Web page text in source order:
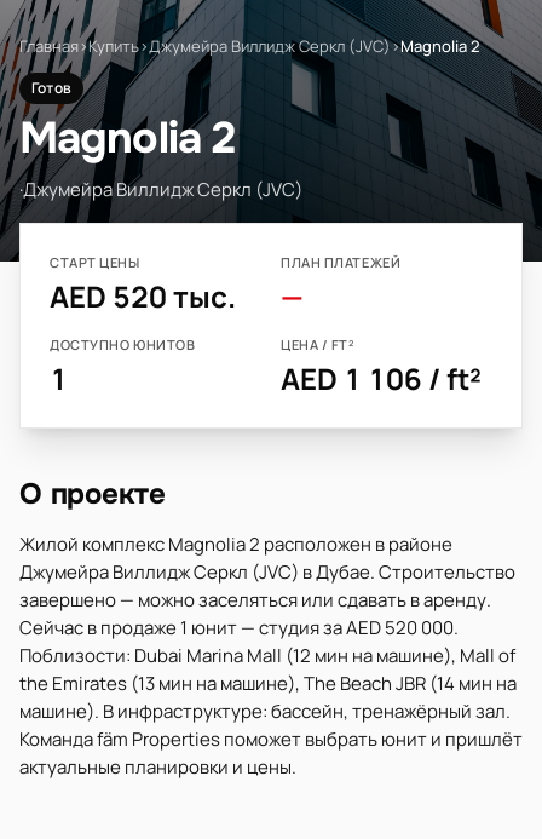
Главная›Купить›Джумейра Виллидж Серкл (JVC)›Magnolia 2
Готов
Magnolia 2
·Джумейра Виллидж Серкл (JVC)
СТАРТ ЦЕНЫ
AED 520 тыс.
ПЛАН ПЛАТЕЖЕЙ
—
ДОСТУПНО ЮНИТОВ
1
ЦЕНА / FT²
AED 1 106 / ft²
О проекте
Жилой комплекс Magnolia 2 расположен в районе
Джумейра Виллидж Серкл (JVC) в Дубае. Строительство
завершено — можно заселяться или сдавать в аренду.
Сейчас в продаже 1 юнит — студия за AED 520 000.
Поблизости: Dubai Marina Mall (12 мин на машине), Mall of
the Emirates (13 мин на машине), The Beach JBR (14 мин на
машине). В инфраструктуре: бассейн, тренажёрный зал.
Команда fäm Properties поможет выбрать юнит и пришлёт
актуальные планировки и цены.